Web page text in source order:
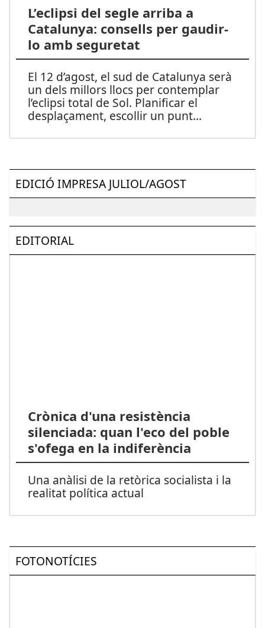
L’eclipsi del segle arriba a
Catalunya: consells per gaudir-
lo amb seguretat
El 12 d’agost, el sud de Catalunya serà
un dels millors llocs per contemplar
l’eclipsi total de Sol. Planificar el
desplaçament, escollir un punt...
EDICIÓ IMPRESA JULIOL/AGOST
EDITORIAL
Crònica d'una resistència
silenciada: quan l'eco del poble
s'ofega en la indiferència
Una anàlisi de la retòrica socialista i la
realitat política actual
FOTONOTÍCIES